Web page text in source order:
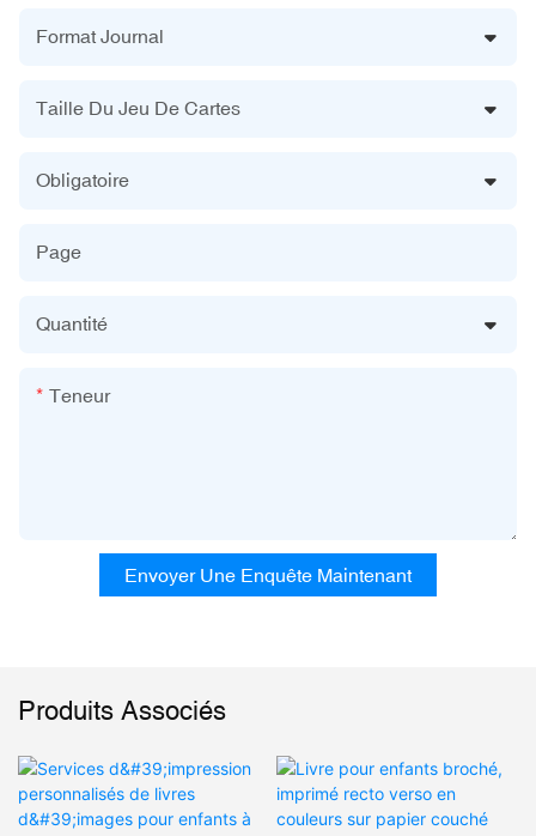
Format Journal
Taille Du Jeu De Cartes
Obligatoire
Page
Quantité
Teneur
Envoyer Une Enquête Maintenant
Produits Associés